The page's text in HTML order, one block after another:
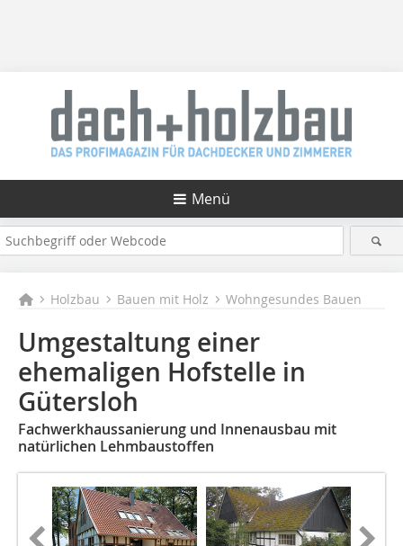
Menü
Holzbau Bauen mit Holz Wohngesundes Bauen
Umgestaltung einer
ehemaligen Hofstelle in
Gütersloh
Fachwerkhaussanierung und Innenausbau mit
natürlichen Lehmbaustoffen